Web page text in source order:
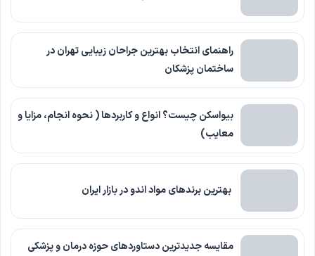
راهنمای انتخاب بهترین جراحان زیبایی تهران در
ساختمان پزشکان
بیواسکن چیست؟ انواع و کاربردها ( نحوه انجام، مزایا و
معایب)
بهترین برندهای مواد اندو در بازار ایران
مقایسه جدیدترین دستاوردهای حوزه درمان و پزشکی